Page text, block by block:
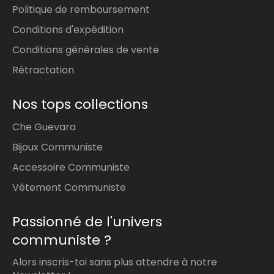
Circonférence 74-75 mm
COMMENT MESURER :
Mesurer le diamètre :
Prenez une bague qui vous va bien et
d’une règle ou d’un pied à coulisse.
Enroulez un fil ou une bande de papier
autour de la base de votre doigt.
Faites une marque à l’endroit où le
fil/papier se rejoint.
Mesurez cette longueur avec une
règle pour obtenir la circonférence.
Conseil :Si vous hésitez entre deux tailles,
choisissez la taille supérieure pour un
Politique de remboursement
Conditions d'expédition
Conditions générales de vente
Rétractation
Nos tops collections
Che Guevara
Bijoux Communiste
Accessoire Communiste
Vêtement Communiste
Passionné de l'univers
communiste ?
Alors inscris-toi sans plus attendre à notre